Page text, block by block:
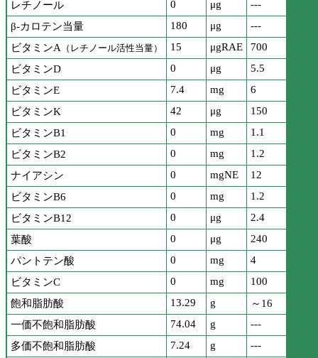
レチノール
0 μg
---
β-カロテン当量
180 μg
---
ビタミンA （レチノール活性当量） 15 μgRAE
700
ビタミンD
0 μg
5.5
ビタミンE
7.4 mg
6
ビタミンK
42 μg
150
ビタミンB1
0 mg
1.1
ビタミンB2
0 mg
1.2
ナイアシン
0 mgNE
12
ビタミンB6
0 mg
1.2
ビタミンB12
0 μg
2.4
葉酸
0 μg
240
パントテン酸
0 mg
4
ビタミンC
0 mg
100
飽和脂肪酸
13.29 g
～16
一価不飽和脂肪酸
74.04 g
---
多価不飽和脂肪酸
7.24 g
---